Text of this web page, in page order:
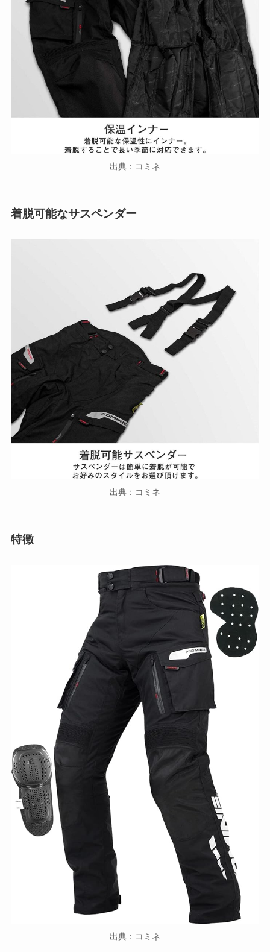
出典：コミネ
着脱可能なサスペンダー
出典：コミネ
特徴
出典：コミネ